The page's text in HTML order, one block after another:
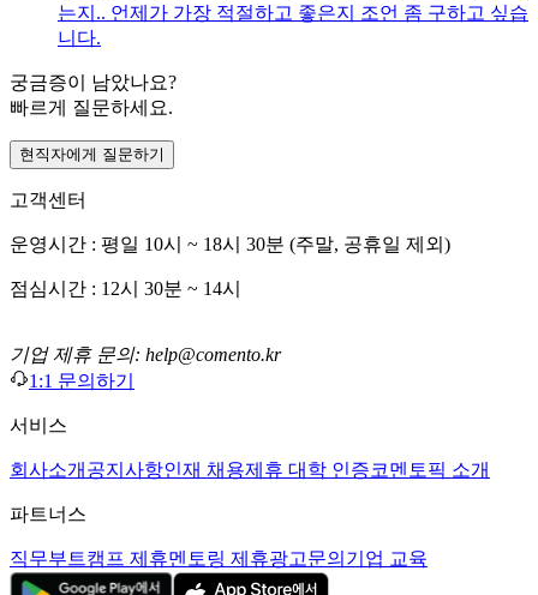
는지.. 언제가 가장 적절하고 좋은지 조언 좀 구하고 싶습
니다.
궁금증이 남았나요?
빠르게 질문하세요.
현직자에게 질문하기
고객센터
운영시간 : 평일 10시 ~ 18시 30분 (주말, 공휴일 제외)
점심시간 : 12시 30분 ~ 14시
기업 제휴 문의: help@comento.kr
1:1 문의하기
서비스
회사소개 공지사항인재 채용제휴 대학 인증코멘토픽 소개
파트너스
직무부트캠프 제휴멘토링 제휴광고문의 기업 교육